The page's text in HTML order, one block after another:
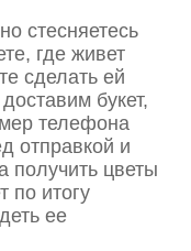
стесняетесь
где живет
сделать ей
букет,
телефона
отправкой и
получить цветы
по итогу
ее